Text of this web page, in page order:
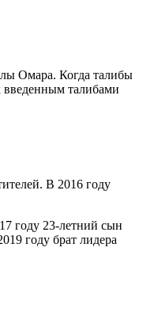
Омара. Когда талибы
введенным талибами
В 2016 году
году 23-летний сын
году брат лидера